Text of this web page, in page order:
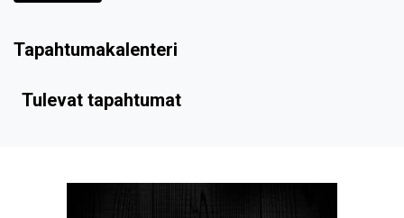
Tapahtumakalenteri
Tulevat tapahtumat